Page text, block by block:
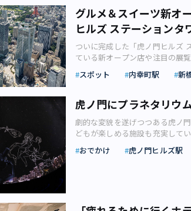
どイベントにも活用される中央
れているのは最も高い棟・麻布
業に合わせて設けられた東京メ
ラルウォークを歩きつつ中央広
セプトは「緑に包まれ、人と人
た際にはそれらを探しながら散
ス麻布台ヒルズ店」がオープン
ウキョウ」やイートインのある
「鮨さいとう」などの有名店が
ます。（写真：若杉優貴） 展
階」は中央広場からだと地上部
付近に33階へと向かう直通エレ
き来するオフィス街である虎ノ
事では、虎ノ門ヒルズに2024年
式会社信濃屋食品リリース）【
しい都市型スーパー「cask」
ノヤ）」を手がける株式会社信
は東京・世田谷区発の食と酒の
す。 土作りからこだわる生産
材のほか、「食べて美味しい、
り総菜にも力を入れています。
ズ、シャルキュトリー、菓子、
者の顔が見える厳選素材や発
グルメ＆スイーツ新オ
ヒルズ ステーションタ
ついに完成した「虎ノ門ヒルズ
ている新オープン店や注目の展
ます。 2014年に誕生した「虎
た虎ノ門ヒルズ。2023年10月6
ぐ「虎ノ門ヒルズ ステーション
も併せてご紹介します。 国際新
ルズ（画像：森ビル株式会社リ
ローバルビジネスセンターが
り、「虎ノ門ヒルズ ビジネス
タワー（2022年竣工）」と拡
スポット 内幸町駅 新
虎ノ門にプラネタリウ
劇的な変貌を遂げつつある虎ノ
どもが楽しめる施設も充実して
ます。都心エリアの中でもおし
おでかけ 虎ノ門ヒルズ駅